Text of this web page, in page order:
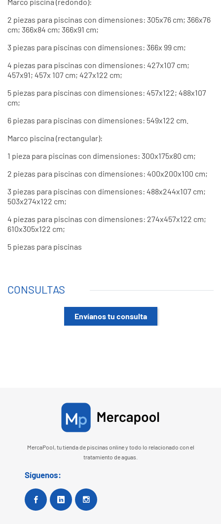
2 piezas para piscinas con dimensiones: 305x76 cm; 366x76
cm; 366x84 cm; 366x91 cm;
3 piezas para piscinas con dimensiones: 366x 99 cm;
4 piezas para piscinas con dimensiones: 427x107 cm;
457x91; 457x 107 cm; 427x122 cm;
5 piezas para piscinas con dimensiones: 457x122; 488x107
cm;
6 piezas para piscinas con dimensiones: 549x122 cm.
Marco piscina (rectangular):
1 pieza para piscinas con dimensiones: 300x175x80 cm;
2 piezas para piscinas con dimensiones: 400x200x100 cm;
3 piezas para piscinas con dimensiones: 488x244x107 cm;
503x274x122 cm;
4 piezas para piscinas con dimensiones: 274x457x122 cm;
610x305x122 cm;
5 piezas para piscinas
CONSULTAS
Envíanos tu consulta
MercaPool, tu tienda de piscinas online y todo lo relacionado con el
tratamiento de aguas.
Síguenos:
Facebook Google+